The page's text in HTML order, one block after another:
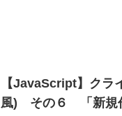
【JavaScript】ク
風) その６ 「新規